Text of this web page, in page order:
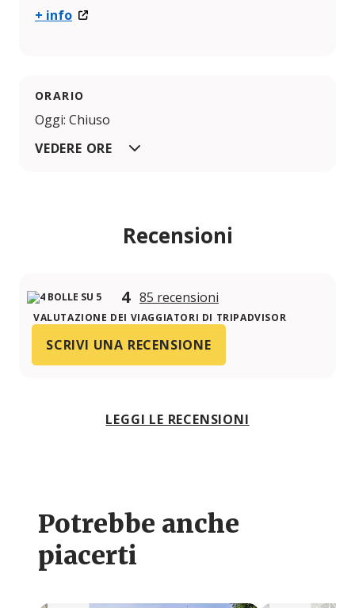
+ info
ORARIO
Oggi: Chiuso
VEDERE ORE
Recensioni
4 85 recensioni
VALUTAZIONE DEI VIAGGIATORI DI TRIPADVISOR
SCRIVI UNA RECENSIONE
LEGGI LE RECENSIONI
Potrebbe anche
piacerti